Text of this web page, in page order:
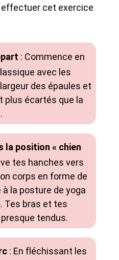
cet exercice
: Commence en
avec les
des épaules et
plus écartés que la
la position « chien
tes hanches vers
corps en forme de
la posture de yoga
Tes bras et tes
tendus.
: En fléchissant les